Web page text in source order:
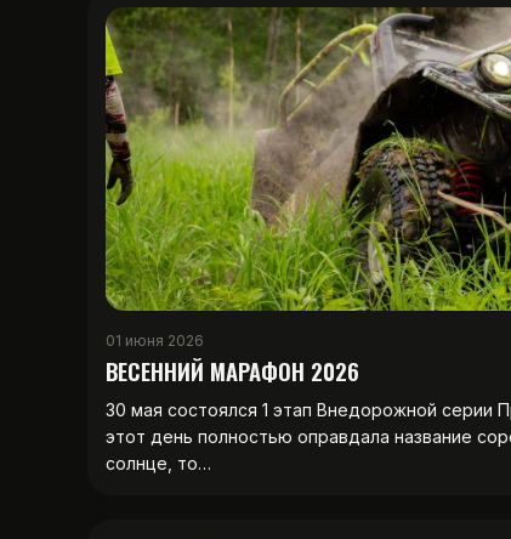
01 июня 2026
ВЕСЕННИЙ МАРАФОН 2026
30 мая состоялся 1 этап Внедорожной серии
этот день полностью оправдала название
солнце, то…